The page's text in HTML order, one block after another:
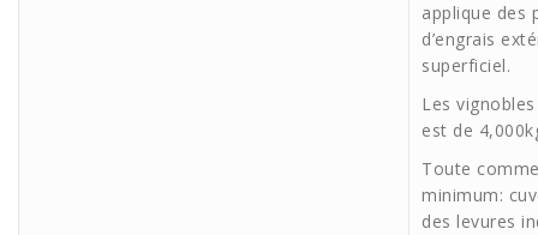
applique des
d’engrais
superficiel.
Les
est de
Toute
minimum:
des levures